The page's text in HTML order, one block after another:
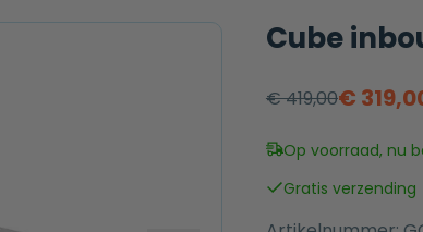
Cube
€419,00
Oorspronkelijke
prijs
was:
€ 419,00.
€
Huidige
prijs
is:
€ 319,00.
Op voorraad, nu
Gratis verzending